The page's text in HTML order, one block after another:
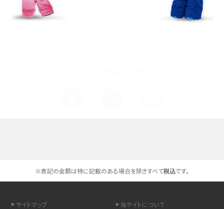
iPhone 16とiPhone 15の違いは？カメラ・スペック・機能を徹底比較
※表記の金額は特に記載のある場合を除きすべて税込です。
サイトマップ
当サイトについて